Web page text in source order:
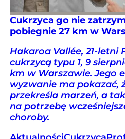
Cukrzyca go nie
pobiegnie 27 km w
Hakaroa Vallée, 21-letni
cukrzycą typu 1, 9
km w Warszawie. Jego
wyzwanie ma pokazać,
przekreśla marzeń, a
na potrzebę
choroby.